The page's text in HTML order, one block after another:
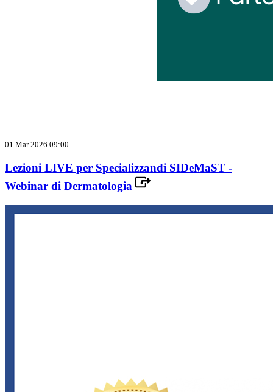
01 Mar 2026 09:00
Lezioni LIVE per Specializzandi SIDeMaST -
Webinar di Dermatologia